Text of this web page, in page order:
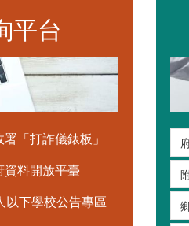
平台
「打詐儀錶板」
資料開放平臺
以下學校公告專區